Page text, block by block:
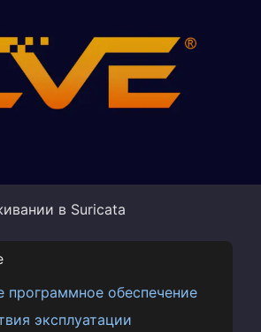
в Suricata
программное обеспечение
эксплуатации